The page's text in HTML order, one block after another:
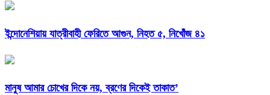
ইন্দোনেশিয়ায় যাত্রীবাহী ফেরিতে আগুন, নিহত ৫, নিখোঁজ ৪১
মানুষ আমার চোখের দিকে নয়, ব্রণের দিকেই তাকাত’